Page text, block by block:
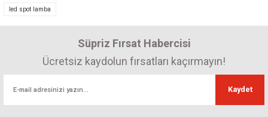
Ürün resmi kalitesiz, bozuk veya görüntülenemiyor.
Ürün açıklamasında eksik bilgiler bulunuyor.
Ürün bilgilerinde hatalar bulunuyor.
Ürün fiyatı diğer sitelerden daha pahalı.
Bu ürüne benzer farklı alternatifler olmalı.
led spot lamba
Süpriz Fırsat Habercisi
Ücretsiz kaydolun fırsatları kaçırmayın!
Kaydet